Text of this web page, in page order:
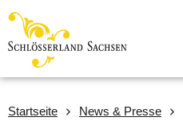
Startseite News & Presse